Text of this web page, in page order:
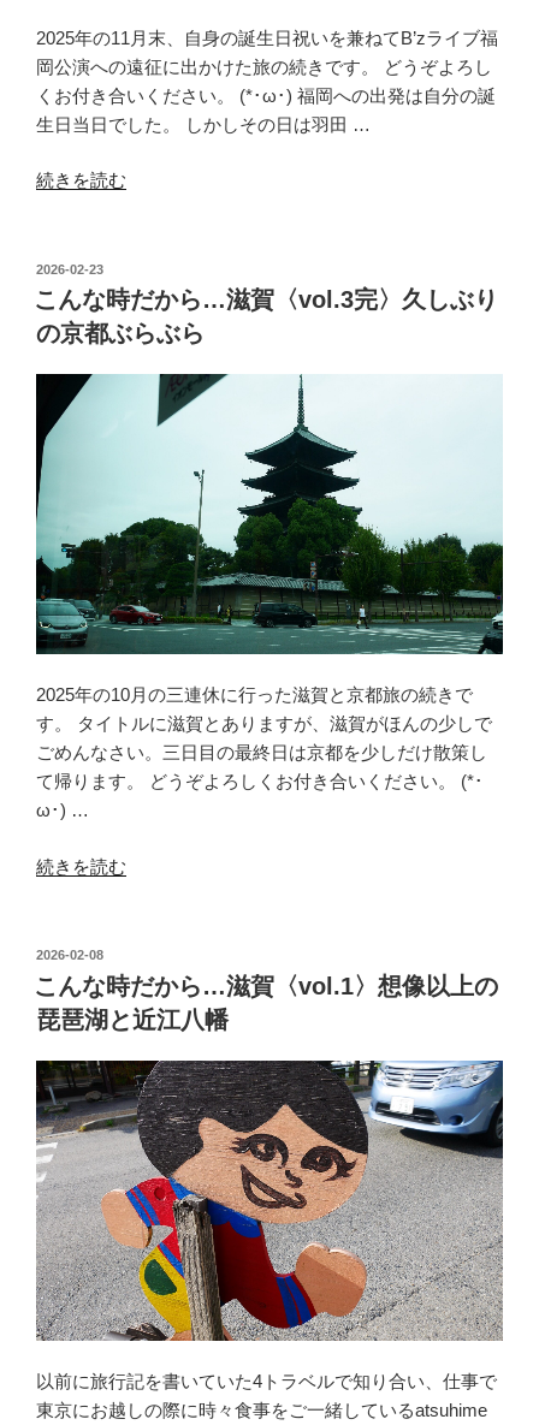
ら
太
宰
府
の
2025年の11月末、自身の誕生日祝いを兼ねてB’zライブ福
岡公演への遠征に出かけた旅の続きです。 どうぞよろし
くお付き合いください。 (*･ω･) 福岡への出発は自分の誕
生日当日でした。 しかしその日は羽田 …
“あ
に
会
い
行
福
岡
〈vol.2〉
食
い
道
楽
の
ち
博
多
を
う
う
続きを読む
投
稿
日:
2026-02-23
こんな時だから…滋賀〈vol.3完〉久しぶり
の京都ぶらぶら
2025年の10月の三連休に行った滋賀と京都旅の続きで
す。 タイトルに滋賀とありますが、滋賀がほんの少しで
ごめんなさい。三日目の最終日は京都を少しだけ散策し
て帰ります。 どうぞよろしくお付き合いください。 (*･
ω･) …
“こ
時
だ
か
ら…
滋
賀
〈vol.3
完〉
久
し
ぶ
り
の
京
ぶ
ら
続きを読む
投
稿
日:
2026-02-08
こんな時だから…滋賀〈vol.1〉想像以上の
琵琶湖と近江八幡
以前に旅行記を書いていた4トラベルで知り合い、仕事で
東京にお越しの際に時々食事をご一緒しているatsuhime